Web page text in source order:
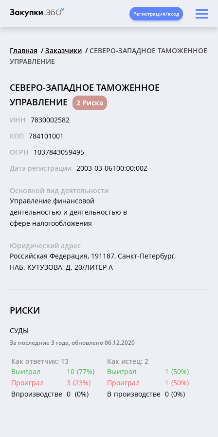
Регистрация/вход
Главная Заказчики
СЕВЕРО-ЗАПАДНОЕ ТАМОЖЕННОЕ
УПРАВЛЕНИЕ
СЕВЕРО-ЗАПАДНОЕ ТАМОЖЕННОЕ
УПРАВЛЕНИЕ
2 Риска
ИНН
7830002582
КПП 784101001
ОГРН
1037843059495
Дата регистрации 2003-03-06T00:00:00Z
Основной вид деятельности
Управление финансовой
деятельностью и деятельностью в
сфере налогообложения
Юридический адрес
Российская Федерация, 191187, Санкт-Петербург,
НАБ. КУТУЗОВА, Д. 20/ЛИТЕР А
РИСКИ
СУДЫ
За последние 3 года, обновлено 06.12.2020
Как ответчик: 13
Выиграл
10 (77%)
Проиграл
3 (23%)
Впроизводстве 0 (0%)
Как истец: 2
Выиграл
1 (50%)
Проиграл
1 (50%)
В производстве 0 (0%)